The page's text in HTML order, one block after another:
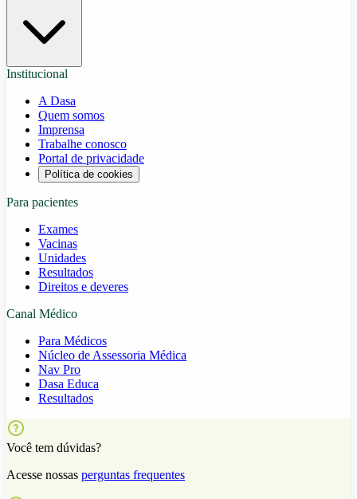
Institucional
A Dasa
Quem somos
Imprensa
Trabalhe conosco
Portal de privacidade
Política de cookies
Para pacientes
Exames
Vacinas
Unidades
Resultados
Direitos e deveres
Canal Médico
Para Médicos
Núcleo de Assessoria Médica
Nav Pro
Dasa Educa
Resultados
Você tem dúvidas?
Acesse nossas perguntas frequentes